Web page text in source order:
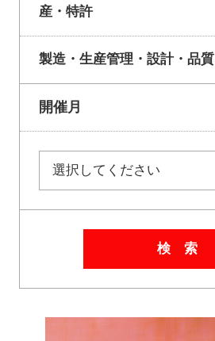
産・特許
製造・生産管理・設計・品質
開催月
検 索